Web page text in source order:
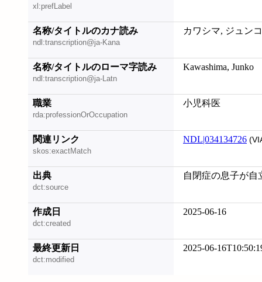
xl:prefLabel
名称/タイトルのカナ読み
ndl:transcription@ja-Kana
カワシマ, ジュンコ
名称/タイトルのローマ字読み
ndl:transcription@ja-Latn
Kawashima, Junko
職業
rda:professionOrOccupation
小児科医
関連リンク
skos:exactMatch
NDL|034134726
出典
dct:source
自閉症の息子が自
作成日
dct:created
2025-06-16
最終更新日
dct:modified
2025-06-